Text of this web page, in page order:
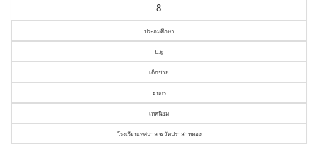
8
ประถมศึกษา
ป.๖
เด็กชาย
ธนกร
เทศนิยม
โรงเรียนเทศบาล ๒ วัดปราสาททอง